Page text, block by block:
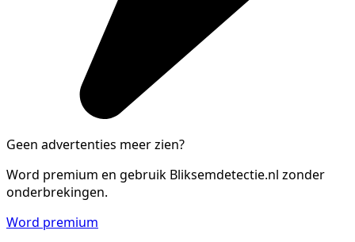
Geen advertenties meer zien?
Word premium en gebruik Bliksemdetectie.nl zonder
onderbrekingen.
Word premium